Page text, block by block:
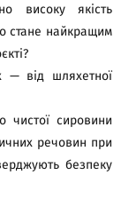
високу якість
стане найкращим
— від шляхетної
чистої сировини
речовин при
безпеку